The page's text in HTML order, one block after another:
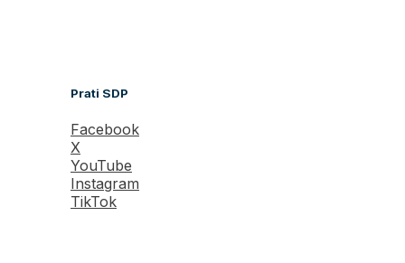
Prati SDP
Facebook
X
YouTube
Instagram
TikTok